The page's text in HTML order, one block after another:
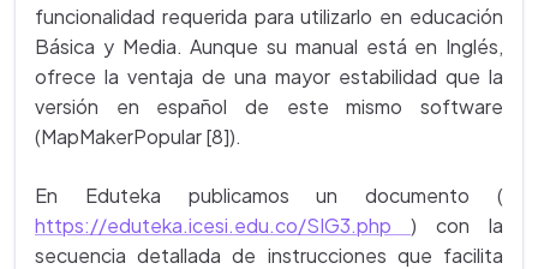
funcionalidad requerida para utilizarlo en educación
Básica y Media. Aunque su manual está en Inglés,
ofrece la ventaja de una mayor estabilidad que la
versión en español de este mismo software
(MapMakerPopular [8]).
En Eduteka publicamos un documento (
https://eduteka.icesi.edu.co/SIG3.php ) con la
secuencia detallada de instrucciones que facilita